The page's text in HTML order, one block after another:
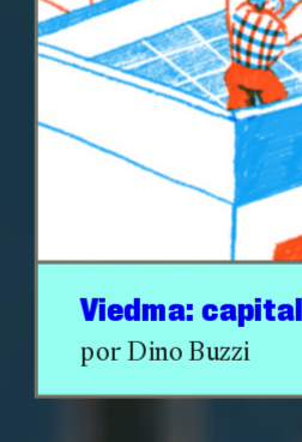
Viedma:
por Dino Buzzi